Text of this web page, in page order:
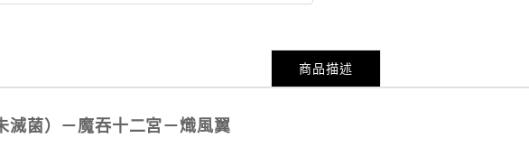
商品描述
滅菌）－魔吞十二宮－熾風翼